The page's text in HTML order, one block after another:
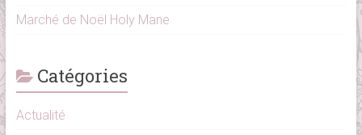
Marché de Noël Holy Mane
Catégories
Actualité